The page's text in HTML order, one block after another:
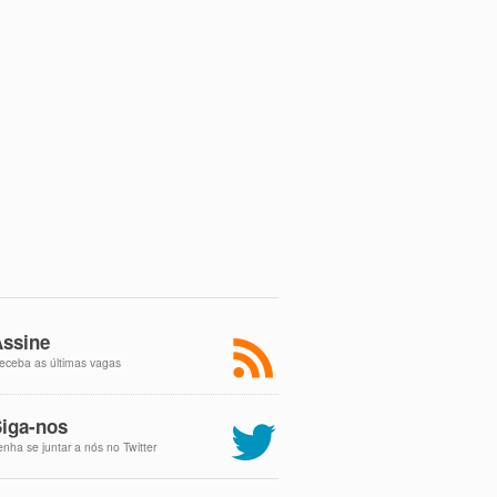
as últimas vagas
nos
se juntar a nós no Twitter